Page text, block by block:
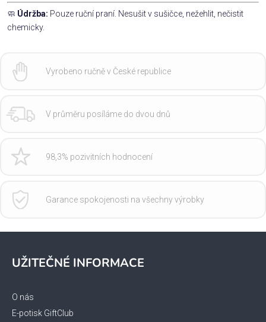
🧼 Údržba: Pouze ruční praní. Nesušit v sušičce, nežehlit, nečistit
chemicky.
Vyrobeno ručně v České republice
V průměru posíláme do dvou dnů
98,3% pozivitních hodnocení
Garance spokojenosti na všechny výrobky
UŽITEČNÉ INFORMACE
O nás
E-potisk GiftClub